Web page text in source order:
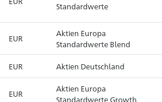
Standardwerte
EUR
Aktien Europa
Standardwerte Blend
EUR Aktien Deutschland
EUR
Aktien Europa
Standardwerte Growth